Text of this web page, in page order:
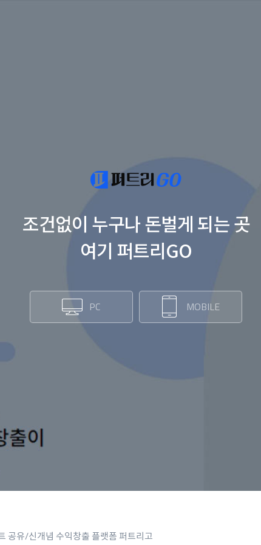
조건없이 누구나 돈벌게 되는 곳
여기 퍼트리GO
PC MOBILE
공유/신개념 수익창출 플랫폼 퍼트리고